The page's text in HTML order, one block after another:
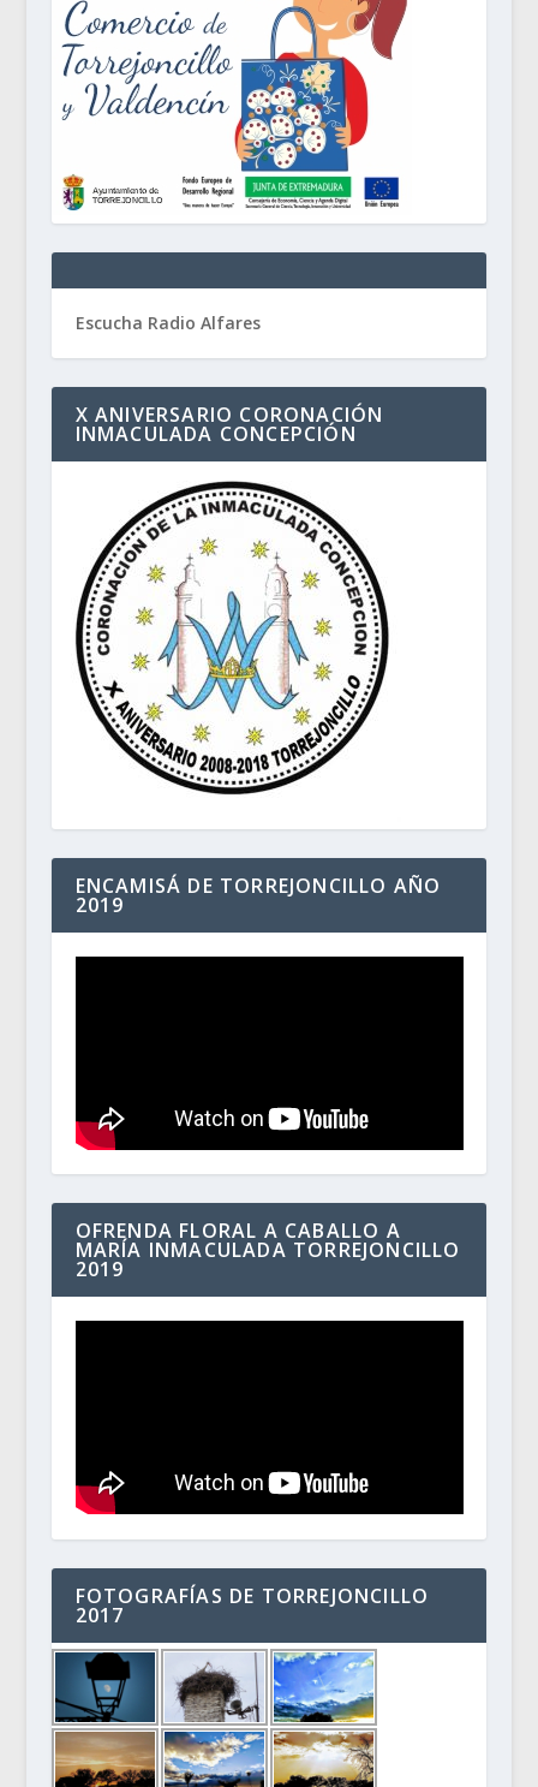
Escucha Radio Alfares
X ANIVERSARIO CORONACIÓN
INMACULADA CONCEPCIÓN
ENCAMISÁ DE TORREJONCILLO AÑO
2019
OFRENDA FLORAL A CABALLO A
MARÍA INMACULADA TORREJONCILLO
2019
FOTOGRAFÍAS DE TORREJONCILLO
2017